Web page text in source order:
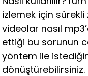
izlemek için
videolar nasıl
ettiği bu sorunun
yöntem ile
dönüştürebilirsiniz.